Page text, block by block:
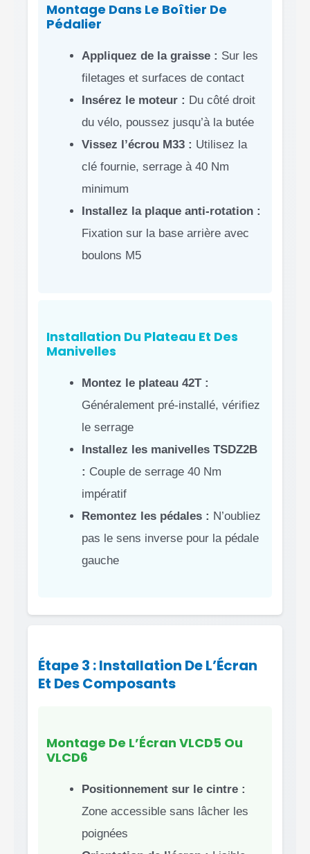
Montage Dans Le Boîtier De
Pédalier
Appliquez de la graisse : Sur les
filetages et surfaces de contact
Insérez le moteur : Du côté droit
du vélo, poussez jusqu’à la butée
Vissez l’écrou M33 : Utilisez la
clé fournie, serrage à 40 Nm
minimum
Installez la plaque anti-rotation :
Fixation sur la base arrière avec
boulons M5
Installation Du Plateau Et Des
Manivelles
Montez le plateau 42T :
Généralement pré-installé, vérifiez
le serrage
Installez les manivelles TSDZ2B
: Couple de serrage 40 Nm
impératif
Remontez les pédales : N’oubliez
pas le sens inverse pour la pédale
gauche
Étape 3 : Installation De L’Écran
Et Des Composants
Montage De L’Écran VLCD5 Ou
VLCD6
Positionnement sur le cintre :
Zone accessible sans lâcher les
poignées